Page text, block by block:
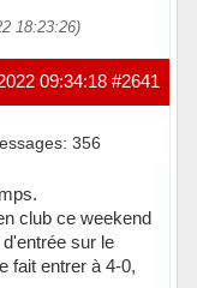
18:23:26)
#2641
09:34:18
356
club ce weekend
sur le
fait entrer à 4-0,